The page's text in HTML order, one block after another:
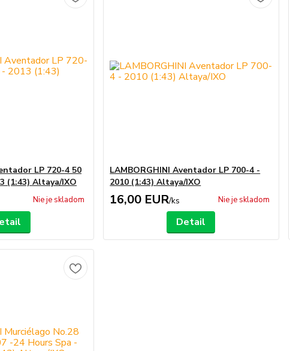
LP 720-4 50
(1:43) Altaya/IXO
Nie je skladom
LAMBORGHINI Aventador LP 700-4 -
2010 (1:43) Altaya/IXO
16,00 EUR/ks Nie je skladom
Detail